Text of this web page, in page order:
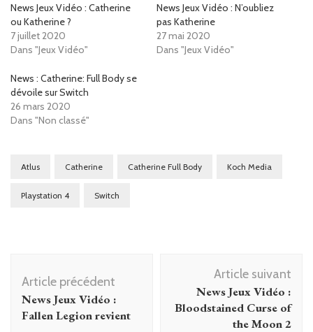
News Jeux Vidéo : Catherine
ou Katherine ?
7 juillet 2020
Dans "Jeux Vidéo"
News Jeux Vidéo : N’oubliez
pas Katherine
27 mai 2020
Dans "Jeux Vidéo"
News : Catherine: Full Body se
dévoile sur Switch
26 mars 2020
Dans "Non classé"
Atlus Catherine Catherine Full Body Koch Media
Playstation 4 Switch
d'article
Article précédent
News Jeux Vidéo :
Fallen Legion revient
Article suivant
News Jeux Vidéo :
Bloodstained Curse of
the Moon 2